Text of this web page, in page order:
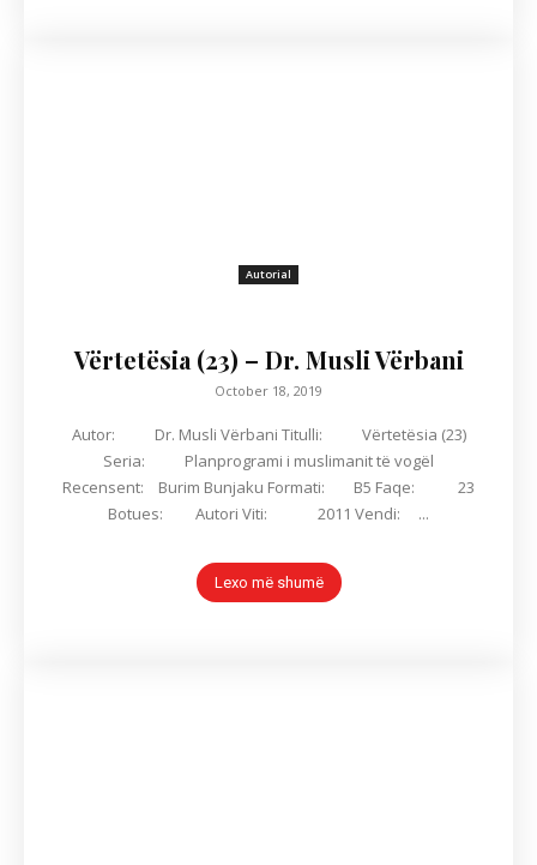
Autorial
Vërtetësia (23) – Dr. Musli Vërbani
October 18, 2019
Autor: Dr. Musli Vërbani Titulli: Vërtetësia (23)
Seria: Planprogrami i muslimanit të vogël
Recensent: Burim Bunjaku Formati: B5 Faqe: 23
Botues: Autori Viti: 2011 Vendi: ...
Lexo më shumë